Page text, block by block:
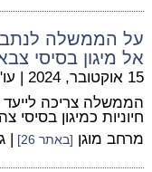
על הממשלה לנתב
אל מיגון בסיסי
15 אוקטובר, 2024 |
הממשלה צריכה
חיוניות כמיגון בסיסי
מרחב מוגן [באתר 26] |